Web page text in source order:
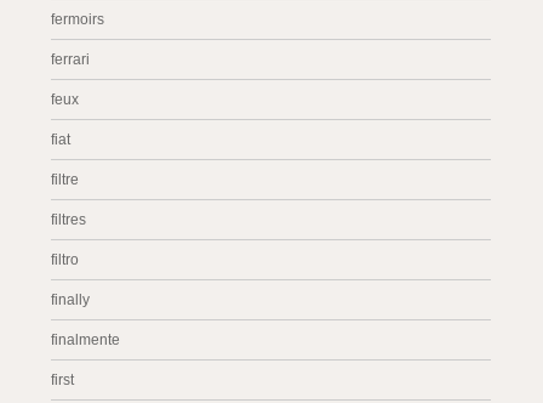
fermoirs
ferrari
feux
fiat
filtre
filtres
filtro
finally
finalmente
first